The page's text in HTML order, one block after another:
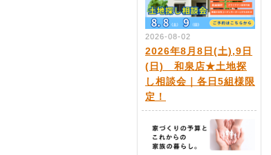
2026-08-02
2026年8月8日(土),9日
(日) 和泉店★土地探
し相談会｜各日5組様限
定！